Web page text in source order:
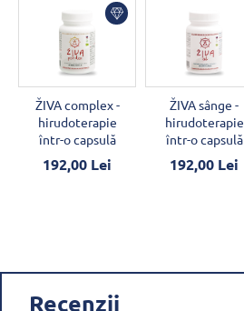
ŽIVA complex -
hirudoterapie
într-o capsulă
192,00 Lei
ŽIVA sânge -
hirudoterapie
într-o capsulă
192,00 Lei
Recenzii